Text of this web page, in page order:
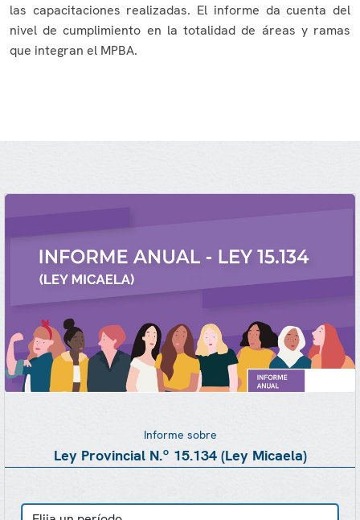
las capacitaciones realizadas. El informe da cuenta del
nivel de cumplimiento en la totalidad de áreas y ramas
que integran el MPBA.
Informe sobre
Ley Provincial N.º 15.134 (Ley Micaela)